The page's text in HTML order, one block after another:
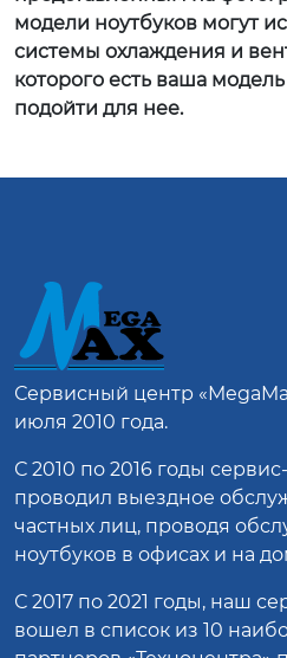
модели ноутбуков могут
системы охлаждения и
которого есть ваша
подойти для нее.
Сервисный центр
июля 2010 года.
С 2010 по 2016 годы
проводил выездное
частных лиц, проводя
ноутбуков в офисах и на
С 2017 по 2021 годы, наш
вошел в список из 10